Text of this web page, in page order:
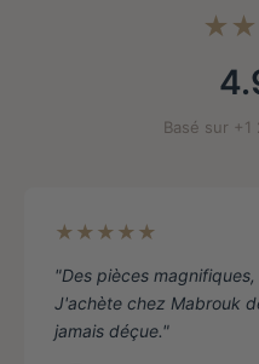
Basé sur
★★★★★
"Des pièces
J'achète chez Mabrouk
jamais déçue."